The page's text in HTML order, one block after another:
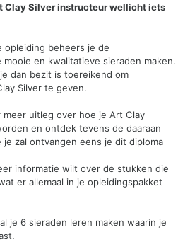
Clay Silver instructeur wellicht iets
opleiding beheers je de
en kwalitatieve sieraden maken.
dan bezit is toereikend om
Silver te geven.
uitleg over hoe je Art Clay
en ontdek tevens de daaraan
zal ontvangen eens je dit diploma
informatie wilt over de stukken die
er allemaal in je opleidingspakket
je 6 sieraden leren maken waarin je